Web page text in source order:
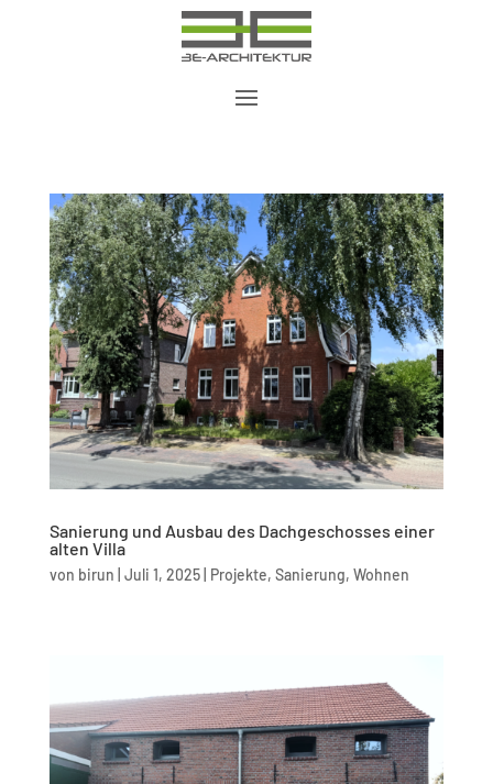
Sanierung und Ausbau des Dachgeschosses einer
alten Villa
von birun Juli 1, 2025| Projekte, Sanierung, Wohnen